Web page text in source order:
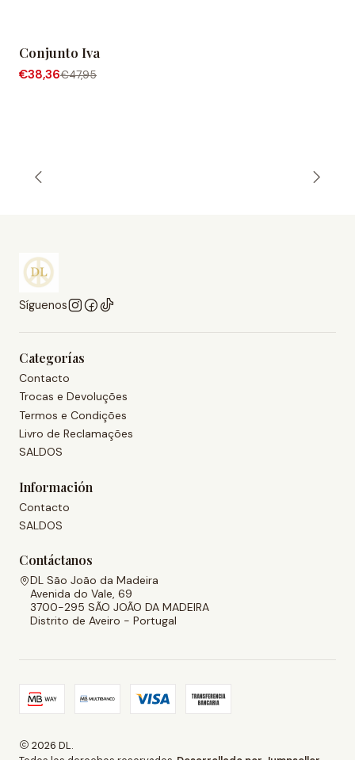
-20% OFF
Agotado
Conjunto Iva
€38,36€47,95
Síguenos
Categorías
Contacto
Trocas e Devoluções
Termos e Condições
Livro de Reclamações
SALDOS
Información
Contacto
SALDOS
Contáctanos
DL São João da Madeira
Avenida do Vale, 69
3700-295 SÃO JOÃO DA MADEIRA
Distrito de Aveiro - Portugal
2026 DL.